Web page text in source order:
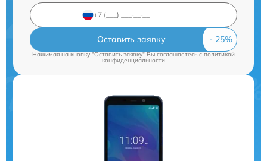
Оставить заявку
Нажимая на кнопку "Оставить заявку" Вы соглашаетесь cполитикой
конфиденциальности